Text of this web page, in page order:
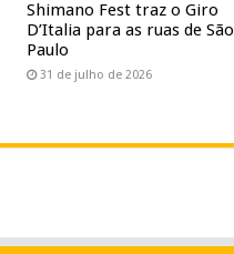
Shimano Fest traz o Giro
D’Italia para as ruas de São
Paulo
31 de julho de 2026